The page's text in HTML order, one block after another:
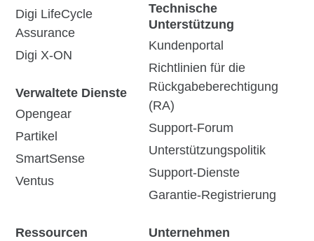
Digi LifeCycle
Assurance
Digi X-ON
Verwaltete Dienste
Opengear
Partikel
SmartSense
Ventus
Technische
Unterstützung
Kundenportal
Richtlinien für die
Rückgabeberechtigung
(RA)
Support-Forum
Unterstützungspolitik
Support-Dienste
Garantie-Registrierung
Ressourcen
Unternehmen